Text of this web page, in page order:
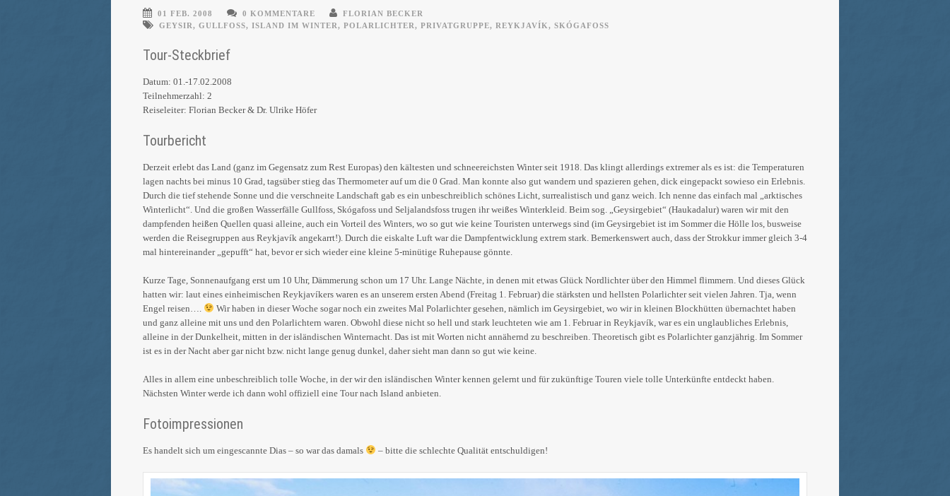
01 FEB. 2008 0 KOMMENTARE
FLORIAN BECKER
GEYSIR, GULLFOSS, ISLAND IM WINTER, POLARLICHTER, PRIVATGRUPPE, REYKJAVÍK, SKÓGAFOSS
Tour-Steckbrief
Datum: 01.-17.02.2008
Teilnehmerzahl: 2
Reiseleiter: Florian Becker & Dr. Ulrike Höfer
Tourbericht
Derzeit erlebt das Land (ganz im Gegensatz zum Rest Europas) den kältesten und schneereichsten Winter seit 1918. Das klingt allerdings extremer als es ist: die Temperaturen
lagen nachts bei minus 10 Grad, tagsüber stieg das Thermometer auf um die 0 Grad. Man konnte also gut wandern und spazieren gehen, dick eingepackt sowieso ein Erlebnis.
Durch die tief stehende Sonne und die verschneite Landschaft gab es ein unbeschreiblich schönes Licht, surrealistisch und ganz weich. Ich nenne das einfach mal „arktisches
Winterlicht“. Und die großen Wasserfälle Gullfoss, Skógafoss und Seljalandsfoss trugen ihr weißes Winterkleid. Beim sog. „Geysirgebiet“ (Haukadalur) waren wir mit den
dampfenden heißen Quellen quasi alleine, auch ein Vorteil des Winters, wo so gut wie keine Touristen unterwegs sind (im Geysirgebiet ist im Sommer die Hölle los, busweise
werden die Reisegruppen aus Reykjavík angekarrt!). Durch die eiskalte Luft war die Dampfentwicklung extrem stark. Bemerkenswert auch, dass der Strokkur immer gleich 3-4
mal hintereinander „gepufft“ hat, bevor er sich wieder eine kleine 5-minütige Ruhepause gönnte.
Kurze Tage, Sonnenaufgang erst um 10 Uhr, Dämmerung schon um 17 Uhr. Lange Nächte, in denen mit etwas Glück Nordlichter über den Himmel flimmern. Und dieses Glück
hatten wir: laut eines einheimischen Reykjavíkers waren es an unserem ersten Abend (Freitag 1. Februar) die stärksten und hellsten Polarlichter seit vielen Jahren. Tja, wenn
Engel reisen….
Wir haben in dieser Woche sogar noch ein zweites Mal Polarlichter gesehen, nämlich im Geysirgebiet, wo wir in kleinen Blockhütten übernachtet haben
und ganz alleine mit uns und den Polarlichtern waren. Obwohl diese nicht so hell und stark leuchteten wie am 1. Februar in Reykjavík, war es ein unglaubliches Erlebnis,
alleine in der Dunkelheit, mitten in der isländischen Winternacht. Das ist mit Worten nicht annähernd zu beschreiben. Theoretisch gibt es Polarlichter ganzjährig. Im Sommer
ist es in der Nacht aber gar nicht bzw. nicht lange genug dunkel, daher sieht man dann so gut wie keine.
Alles in allem eine unbeschreiblich tolle Woche, in der wir den isländischen Winter kennen gelernt und für zukünftige Touren viele tolle Unterkünfte entdeckt haben.
Nächsten Winter werde ich dann wohl offiziell eine Tour nach Island anbieten.
Fotoimpressionen
Es handelt sich um eingescannte Dias – so war das damals – bitte die schlechte Qualität entschuldigen!